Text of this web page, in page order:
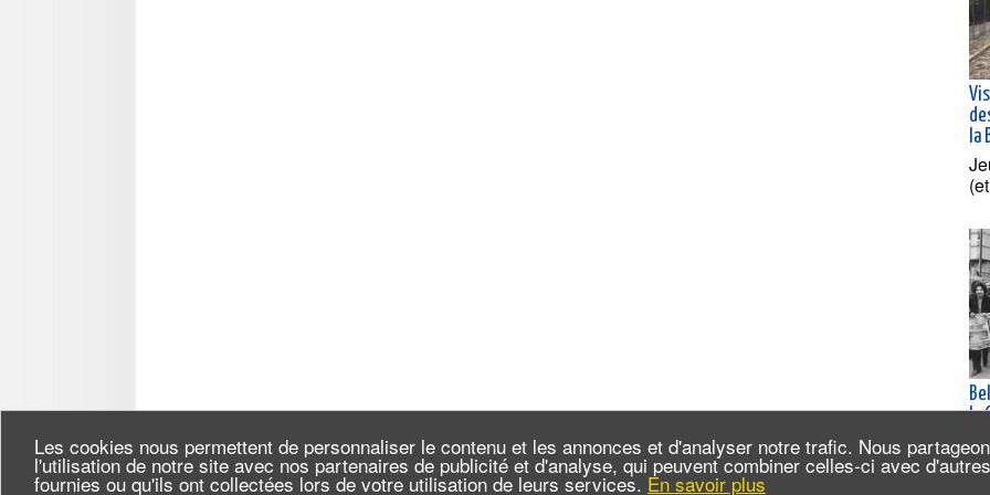
Les cookies nous permettent de personnaliser le contenu et les annonces et d'analyser notre trafic. Nous
l'utilisation de notre site avec nos partenaires de publicité et d'analyse, qui peuvent combiner celles-ci avec
fournies ou qu'ils ont collectées lors de votre utilisation de leurs services. En savoir plus
la
la